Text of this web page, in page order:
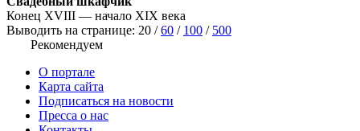
Конец XVIII — начало XIX века
Выводить на странице: 20 /60 / 100 / 500
Рекомендуем
О портале
Карта сайта
Подписаться на новости
Пресса о нас